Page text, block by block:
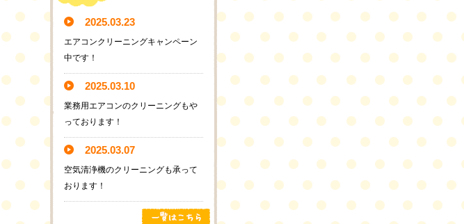
2025.03.23
エアコンクリーニングキャンペーン
中です！
2025.03.10
業務用エアコンのクリーニングもや
っております！
2025.03.07
空気清浄機のクリーニングも承って
おります！